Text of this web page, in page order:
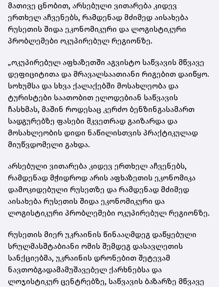
მათივე ცნობით, არსებული ვითარება კიდევ
ერთხელ აჩვენებს, რამდენად მძიმედ აისახება
რუსეთის შიდა ეკონომიკური და ლოგისტიკური
პრობლემები ოკუპირებულ რეგიონზე.
„ოკუპირებულ აფხაზეთში აგვისტო საწვავის მწვავე
დეფიციტითა და მრავალსაათიანი რიგებით დაიწყო.
სოხუმსა და სხვა ქალაქებში მოსახლეობა და
ტურისტები საათობით ელოდებიან საწვავის
ჩასხმას, მაშინ როდესაც კერძო ბენზინგასამართ
სადგურებზე ფასები მკვეთრად გაიზარდა და
მოსახლეობის დიდი ნაწილისთვის პრაქტიკულად
მიუწვდომელი გახდა.
არსებული ვითარება კიდევ ერთხელ აჩვენებს,
რამდენად მჭიდროდ არის აფხაზეთის ეკონომიკა
დამოკიდებული რუსეთზე და რამდენად მძიმედ
აისახება რუსეთის შიდა ეკონომიკური და
ლოგისტიკური პრობლემები ოკუპირებულ რეგიონზე.
რუსეთის მიერ უკრაინის წინააღმდეგ დაწყებული
სრულმასშტაბიანი ომის შემდეგ დასავლეთის
სანქციებმა, უკრაინის დრონებით შეტევამ
ნავთობგადამამუშავებელ ქარხნებსა და
ლოჯისტიკურ ცენტრებზე, საწვავის ბაზარზე მწვავე